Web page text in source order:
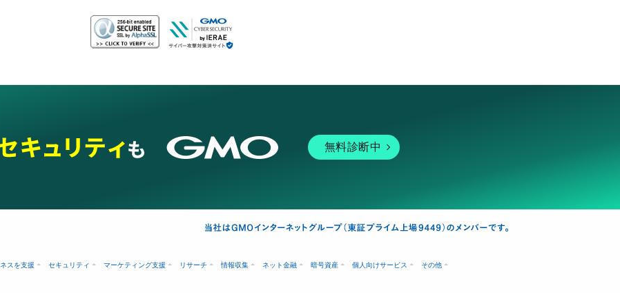
無料診断中
スを支援 セキュリティ マーケティング支援 リサーチ 情報収集 ネット金融 暗号資産 個人向けサービス その他